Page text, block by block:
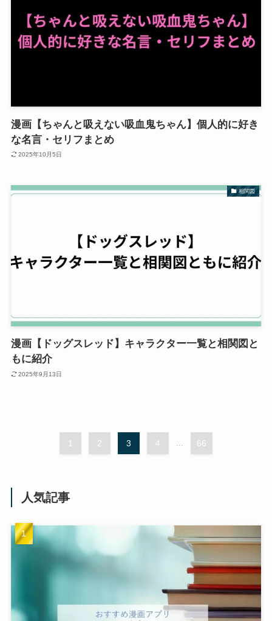
漫画【ちゃんと吸えない吸血鬼ちゃん】個人的に好き
な名言・セリフまとめ
2025年10月5日
相関図
漫画【ドッグスレッド】キャラクター一覧と相関図と
もに紹介
2025年9月13日
1 2 3 4 ... 66
人気記事